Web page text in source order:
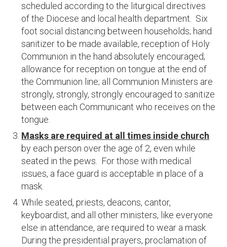
scheduled according to the liturgical directives
of the Diocese and local health department. Six
foot social distancing between households; hand
sanitizer to be made available, reception of Holy
Communion in the hand absolutely encouraged;
allowance for reception on tongue at the end of
the Communion line; all Communion Ministers are
strongly, strongly, strongly encouraged to sanitize
between each Communicant who receives on the
tongue.
Masks are required at all times inside church
by each person over the age of 2, even while
seated in the pews. For those with medical
issues, a face guard is acceptable in place of a
mask.
While seated, priests, deacons, cantor,
keyboardist, and all other ministers, like everyone
else in attendance, are required to wear a mask.
During the presidential prayers, proclamation of